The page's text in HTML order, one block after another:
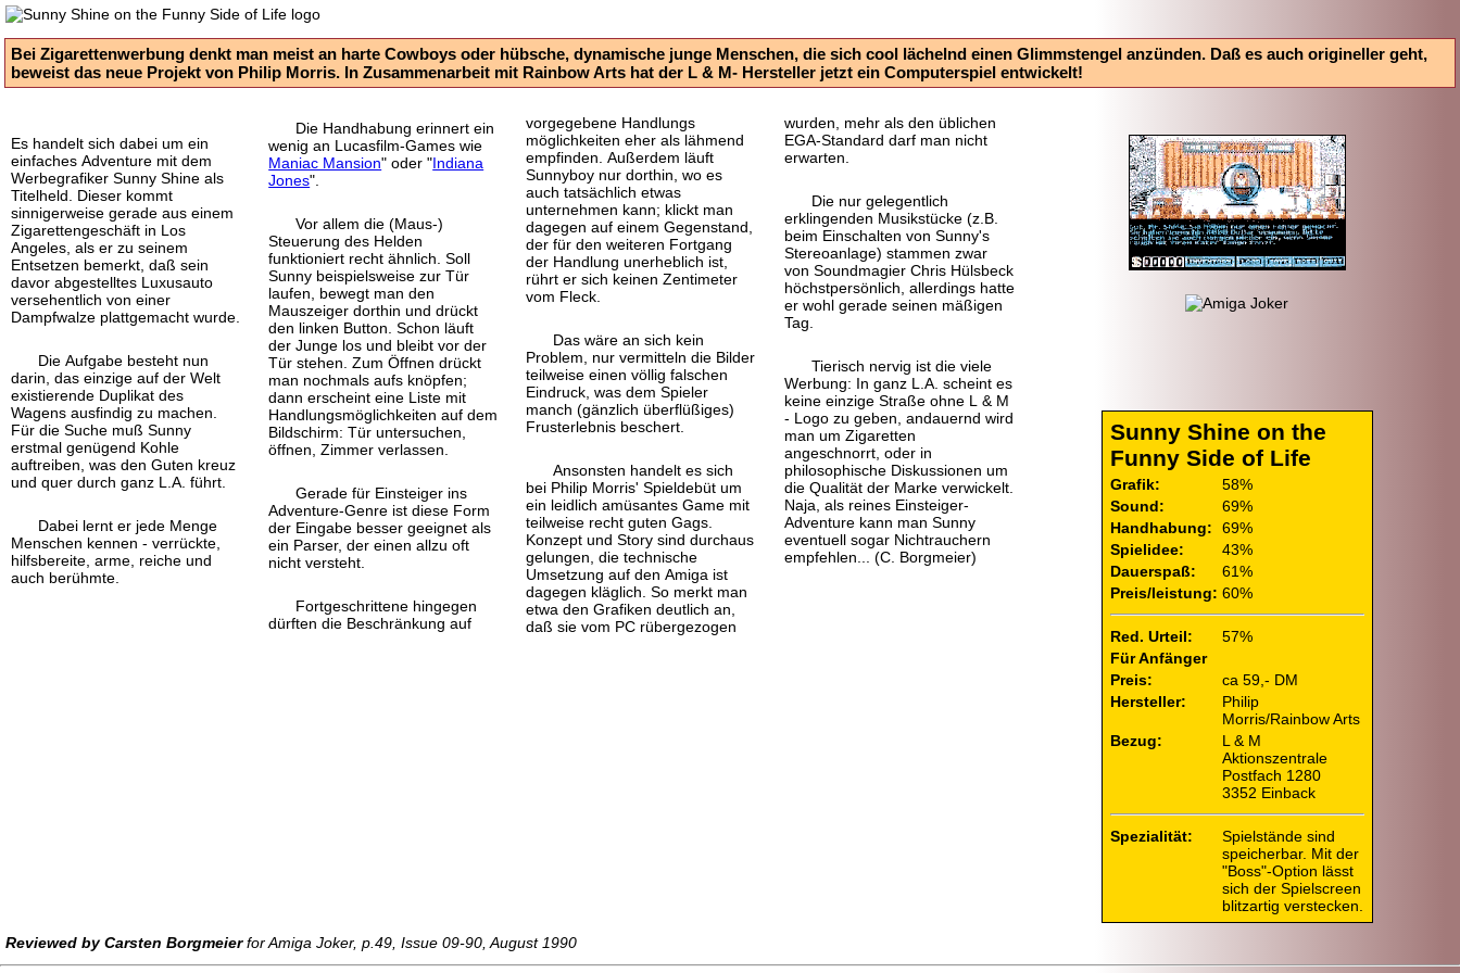
Bei Zigarettenwerbung denkt man meist an harte Cowboys oder hübsche, dynamische junge Menschen, die sich cool lächelnd einen Glimmstengel anzünden. Daß es auch origineller geht,
beweist das neue Projekt von Philip Morris. In Zusammenarbeit mit Rainbow Arts hat der L & M- Hersteller jetzt ein Computerspiel entwickelt!
Es handelt sich dabei um ein
einfaches Adventure mit dem
Werbegrafiker Sunny Shine als
Titelheld. Dieser kommt
sinnigerweise gerade aus einem
Zigarettengeschäft in Los
Angeles, als er zu seinem
Entsetzen bemerkt, daß sein
davor abgestelltes Luxusauto
versehentlich von einer
Dampfwalze plattgemacht wurde.
Die Aufgabe besteht nun
darin, das einzige auf der Welt
existierende Duplikat des
Wagens ausfindig zu machen.
Für die Suche muß Sunny
erstmal genügend Kohle
auftreiben, was den Guten kreuz
und quer durch ganz L.A. führt.
Dabei lernt er jede Menge
Menschen kennen - verrückte,
hilfsbereite, arme, reiche und
auch berühmte.
Die Handhabung erinnert ein
wenig an Lucasfilm-Games wie
Maniac Mansion" oder "Indiana
Jones".
Vor allem die (Maus-)
Steuerung des Helden
funktioniert recht ähnlich. Soll
Sunny beispielsweise zur Tür
laufen, bewegt man den
Mauszeiger dorthin und drückt
den linken Button. Schon läuft
der Junge los und bleibt vor der
Tür stehen. Zum Öffnen drückt
man nochmals aufs knöpfen;
dann erscheint eine Liste mit
Handlungsmöglichkeiten auf dem
Bildschirm: Tür untersuchen,
öffnen, Zimmer verlassen.
Gerade für Einsteiger ins
Adventure-Genre ist diese Form
der Eingabe besser geeignet als
ein Parser, der einen allzu oft
nicht versteht.
Fortgeschrittene hingegen
dürften die Beschränkung auf
vorgegebene Handlungs
möglichkeiten eher als lähmend
empfinden. Außerdem läuft
Sunnyboy nur dorthin, wo es
auch tatsächlich etwas
unternehmen kann; klickt man
dagegen auf einem Gegenstand,
der für den weiteren Fortgang
der Handlung unerheblich ist,
rührt er sich keinen Zentimeter
vom Fleck.
Das wäre an sich kein
Problem, nur vermitteln die Bilder
teilweise einen völlig falschen
Eindruck, was dem Spieler
manch (gänzlich überflüßiges)
Frusterlebnis beschert.
Ansonsten handelt es sich
bei Philip Morris' Spieldebüt um
ein leidlich amüsantes Game mit
teilweise recht guten Gags.
Konzept und Story sind durchaus
gelungen, die technische
Umsetzung auf den Amiga ist
dagegen kläglich. So merkt man
etwa den Grafiken deutlich an,
daß sie vom PC rübergezogen
wurden, mehr als den üblichen
EGA-Standard darf man nicht
erwarten.
Die nur gelegentlich
erklingenden Musikstücke (z.B.
beim Einschalten von Sunny's
Stereoanlage) stammen zwar
von Soundmagier Chris Hülsbeck
höchstpersönlich, allerdings hatte
er wohl gerade seinen mäßigen
Tag.
Tierisch nervig ist die viele
Werbung: In ganz L.A. scheint es
keine einzige Straße ohne L & M
- Logo zu geben, andauernd wird
man um Zigaretten
angeschnorrt, oder in
philosophische Diskussionen um
die Qualität der Marke verwickelt.
Naja, als reines Einsteiger-
Adventure kann man Sunny
eventuell sogar Nichtrauchern
empfehlen... (C. Borgmeier)
Sunny Shine on the
Funny Side of Life
Spezialität:
Spielstände sind
speicherbar. Mit der
"Boss"-Option lässt
sich der Spielscreen
blitzartig verstecken.
Grafik:
58%
Sound:
69%
Handhabung:
69%
Spielidee:
43%
Dauerspaß:
61%
Preis/leistung: 60%
Red. Urteil:
57%
Für Anfänger
Preis:
ca 59,- DM
Hersteller:
Philip
Morris/Rainbow Arts
Bezug:
L & M
Aktionszentrale
Postfach 1280
3352 Einback
Reviewed by Carsten Borgmeierfor Amiga Joker, p.49, Issue 09-90, August 1990